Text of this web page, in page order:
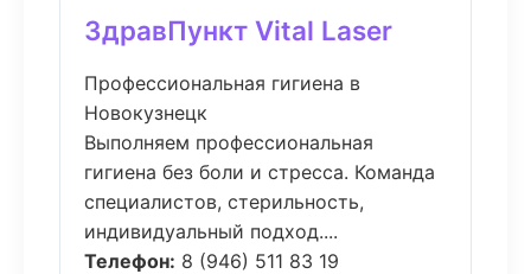
ЗдравПункт Vital Laser
Профессиональная гигиена в
Новокузнецк
Выполняем профессиональная
гигиена без боли и стресса. Команда
специалистов, стерильность,
индивидуальный подход....
Телефон: 8 (946) 511 83 19